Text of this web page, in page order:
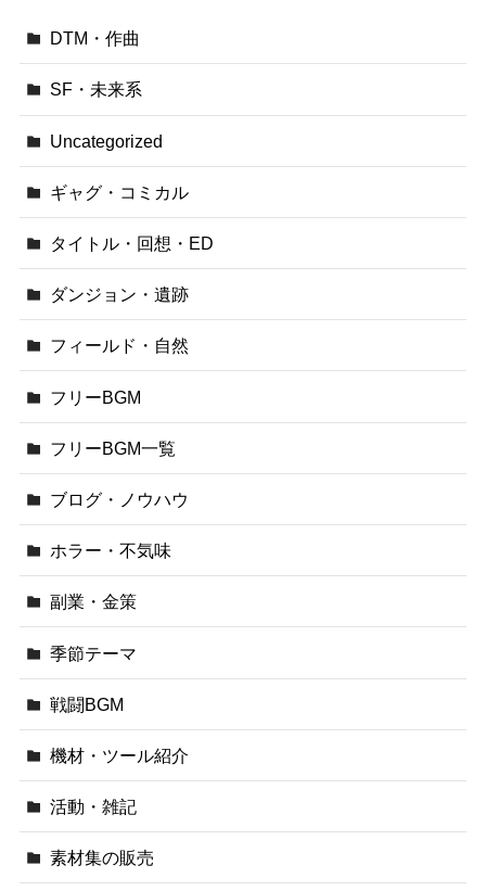
DTM・作曲
SF・未来系
Uncategorized
ギャグ・コミカル
タイトル・回想・ED
ダンジョン・遺跡
フィールド・自然
フリーBGM
フリーBGM一覧
ブログ・ノウハウ
ホラー・不気味
副業・金策
季節テーマ
戦闘BGM
機材・ツール紹介
活動・雑記
素材集の販売